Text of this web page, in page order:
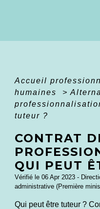
Accueil
humaines
>
tuteur ?
CONTRAT
QUI PEUT
Vérifié le 06 Apr 2023 -
administrative (Première
Qui peut être tuteur ?